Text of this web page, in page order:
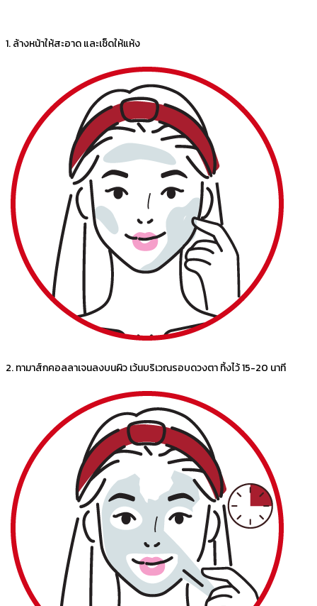
1. ล้างหน้าให้สะอาด และเช็ดให้แห้ง
2. ทามาส์กคอลลาเจนลงบนผิว เว้นบริเวณรอบดวงตา ทิ้งไว้ 15-20 นาที